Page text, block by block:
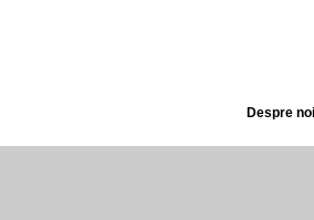
Despre noi